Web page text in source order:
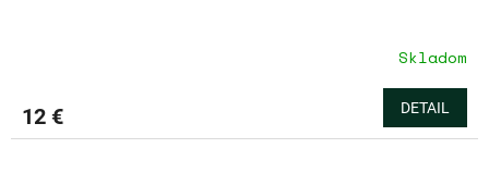
Skladom
12 € DETAIL